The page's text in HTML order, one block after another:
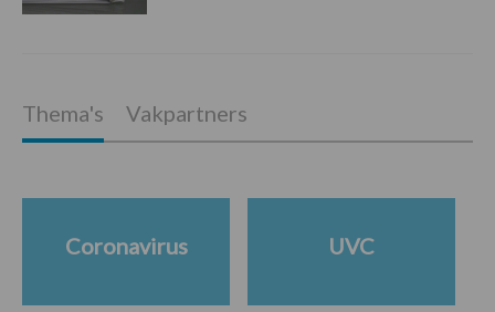
Thema's Vakpartners
Coronavirus UVC